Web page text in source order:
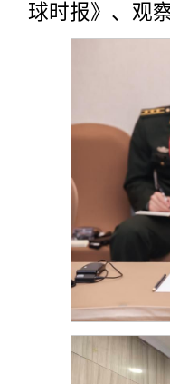
球时报》、观